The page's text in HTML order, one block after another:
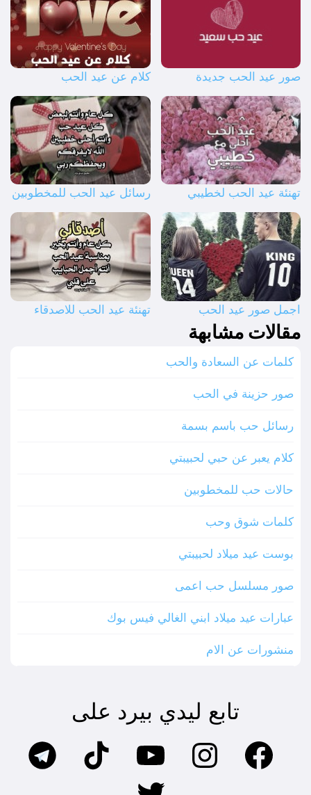
صور عيد الحب جديدة كلام عن عيد الحب
تهنئة عيد الحب لخطيبي رسائل عيد الحب للمخطوبين
اجمل صور عيد الحب تهنئة عيد الحب للاصدقاء
مقالات مشابهة
كلمات عن السعادة والحب
صور حزينة في الحب
رسائل حب باسم بسمة
كلام يعبر عن حبي لحبيبتي
حالات حب للمخطوبين
كلمات شوق وحب
بوست عيد ميلاد لحبيبتي
صور مسلسل حب اعمى
عبارات عيد ميلاد ابني الغالي فيس بوك
منشورات عن الام
تابع ليدي بيرد على